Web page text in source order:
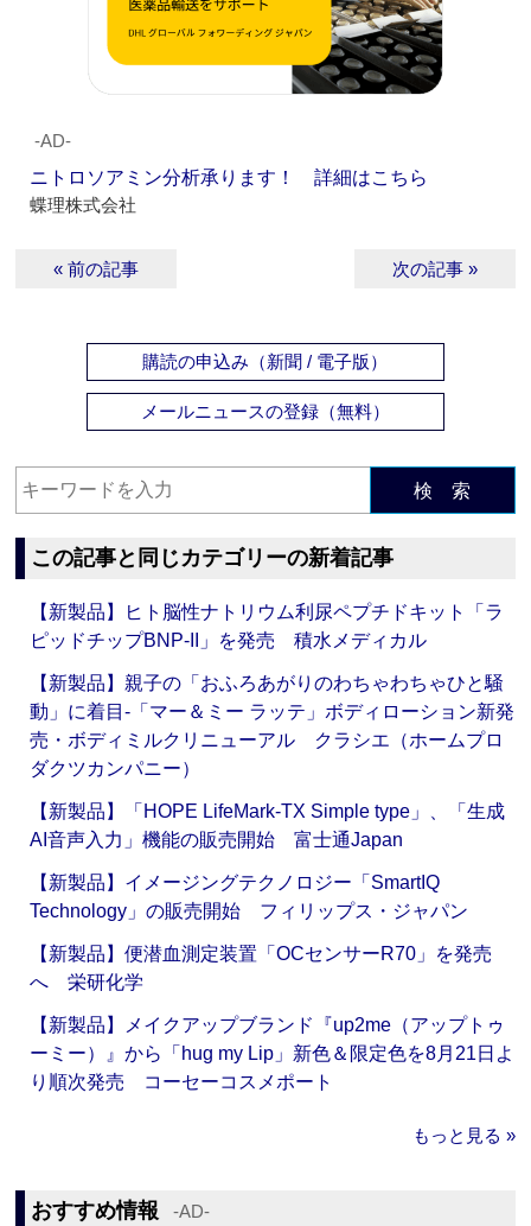
‐AD‐
ニトロソアミン分析承ります！ 詳細はこちら
蝶理株式会社
« 前の記事 次の記事 »
購読の申込み（新聞 / 電子版）
メールニュースの登録（無料）
検 索
この記事と同じカテゴリーの新着記事
【新製品】ヒト脳性ナトリウム利尿ペプチドキット「ラ
ピッドチップBNP-II」を発売 積水メディカル
【新製品】親子の「おふろあがりのわちゃわちゃひと騒
動」に着目‐「マー＆ミー ラッテ」ボディローション新発
売・ボディミルクリニューアル クラシエ（ホームプロ
ダクツカンパニー）
【新製品】「HOPE LifeMark-TX Simple type」、「生成
AI音声入力」機能の販売開始 富士通Japan
【新製品】イメージングテクノロジー「SmartIQ
Technology」の販売開始 フィリップス・ジャパン
【新製品】便潜血測定装置「OCセンサーR70」を発売
へ 栄研化学
【新製品】メイクアップブランド『up2me（アップトゥ
ーミー）』から「hug my Lip」新色＆限定色を8月21日よ
り順次発売 コーセーコスメポート
もっと見る »
おすすめ情報 ‐AD‐